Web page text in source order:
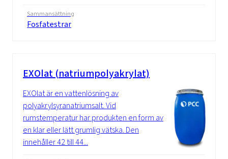
Sammansättning
Fosfatestrar
EXOlat (natriumpolyakrylat)
EXOlat är en vattenlösning av
polyakrylsyranatriumsalt. Vid
rumstemperatur har produkten en form av
en klar eller lätt grumlig vätska. Den
innehåller 42 till 44...